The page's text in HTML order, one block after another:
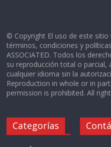
© Copyright El uso de este
términos, condiciones y
ASSOCIATED. Todos los
su reproducción total o parcial,
cualquier idioma sin la
Reproduction in whole or in
permission is prohibited. All
Categorías